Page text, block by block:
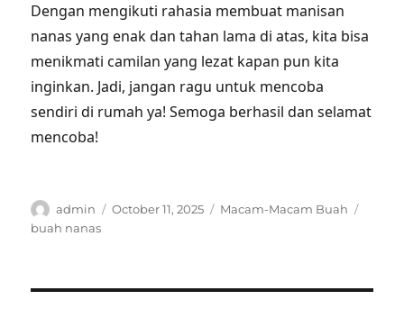
Dengan mengikuti rahasia membuat manisan
nanas yang enak dan tahan lama di atas, kita bisa
menikmati camilan yang lezat kapan pun kita
inginkan. Jadi, jangan ragu untuk mencoba
sendiri di rumah ya! Semoga berhasil dan selamat
mencoba!
Author
admin
Posted
October 11, 2025 Categories
Macam-Macam Buah
buah nanas